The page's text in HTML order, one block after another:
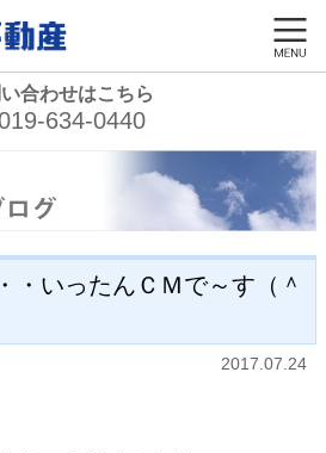
合わせはこちら
634-0440
・いったんＣＭで～す（＾
2017.07.24